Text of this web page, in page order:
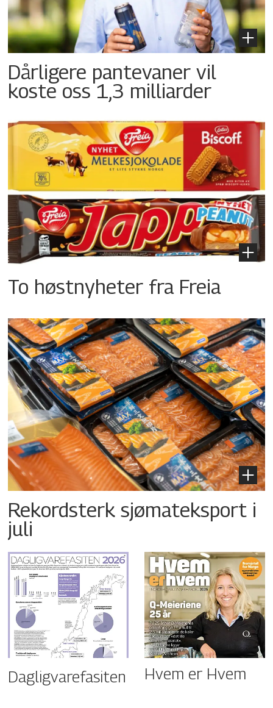
Dårligere pantevaner vil
koste oss 1,3 milliarder
To høstnyheter fra Freia
Rekordsterk sjømateksport i
juli
Dagligvarefasiten Hvem er Hvem